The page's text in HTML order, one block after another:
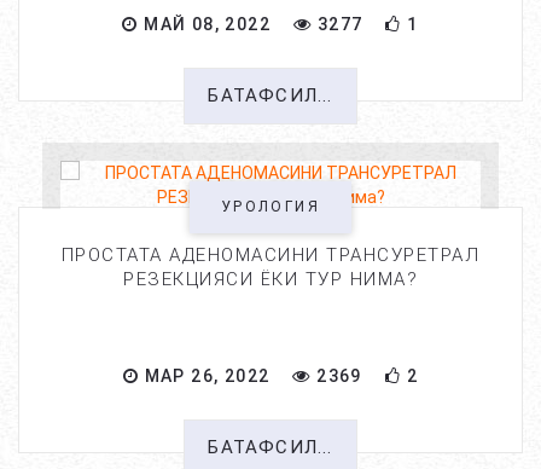
МАЙ 08, 2022 3277 1
БАТАФСИЛ...
УРОЛОГИЯ
ПРОСТАТА АДЕНОМАСИНИ ТРАНСУРЕТРАЛ
РЕЗЕКЦИЯСИ ЁКИ ТУР НИМА?
МАР 26, 2022 2369 2
БАТАФСИЛ...